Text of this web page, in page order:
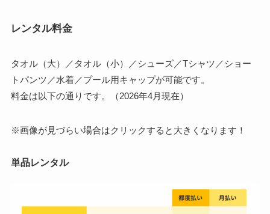
レンタル料金
タオル（大）／タオル（小）／シューズ／Tシャツ／ショー
トパンツ／水着／プール用キャップが可能です。
料金は以下の通りです。（2026年4月現在）
※画像が見づらい場合はクリックすると大きくなります！
単品レンタル